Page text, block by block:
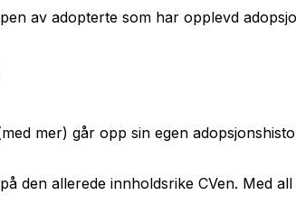
av adopterte som har opplevd
mer) går opp sin egen
den allerede innholdsrike CVen. Med